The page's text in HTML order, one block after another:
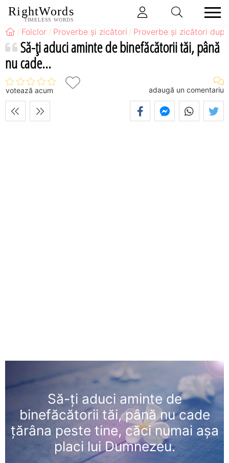
RightWords
TIMELESS WORDS
Folclor Proverbe și zicători Proverbe și zicători
Să-ţi aduci aminte de binefăcătorii tăi, până
nu cade...
votează acum adaugă un comentariu
Să-ţi aduci aminte de
binefăcătorii tăi, până nu cade
ţărâna peste tine, căci numai aşa
placi lui Dumnezeu.